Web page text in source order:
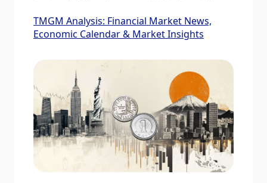
TMGM Analysis: Financial Market News,
Economic Calendar & Market Insights